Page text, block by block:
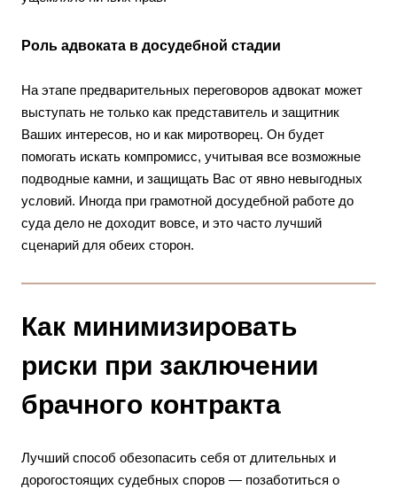
Роль адвоката в досудебной стадии
На этапе предварительных переговоров адвокат может
выступать не только как представитель и защитник
Ваших интересов, но и как миротворец. Он будет
помогать искать компромисс, учитывая все возможные
подводные камни, и защищать Вас от явно невыгодных
условий. Иногда при грамотной досудебной работе до
суда дело не доходит вовсе, и это часто лучший
сценарий для обеих сторон.
Как минимизировать
риски при заключении
брачного контракта
Лучший способ обезопасить себя от длительных и
дорогостоящих судебных споров — позаботиться о